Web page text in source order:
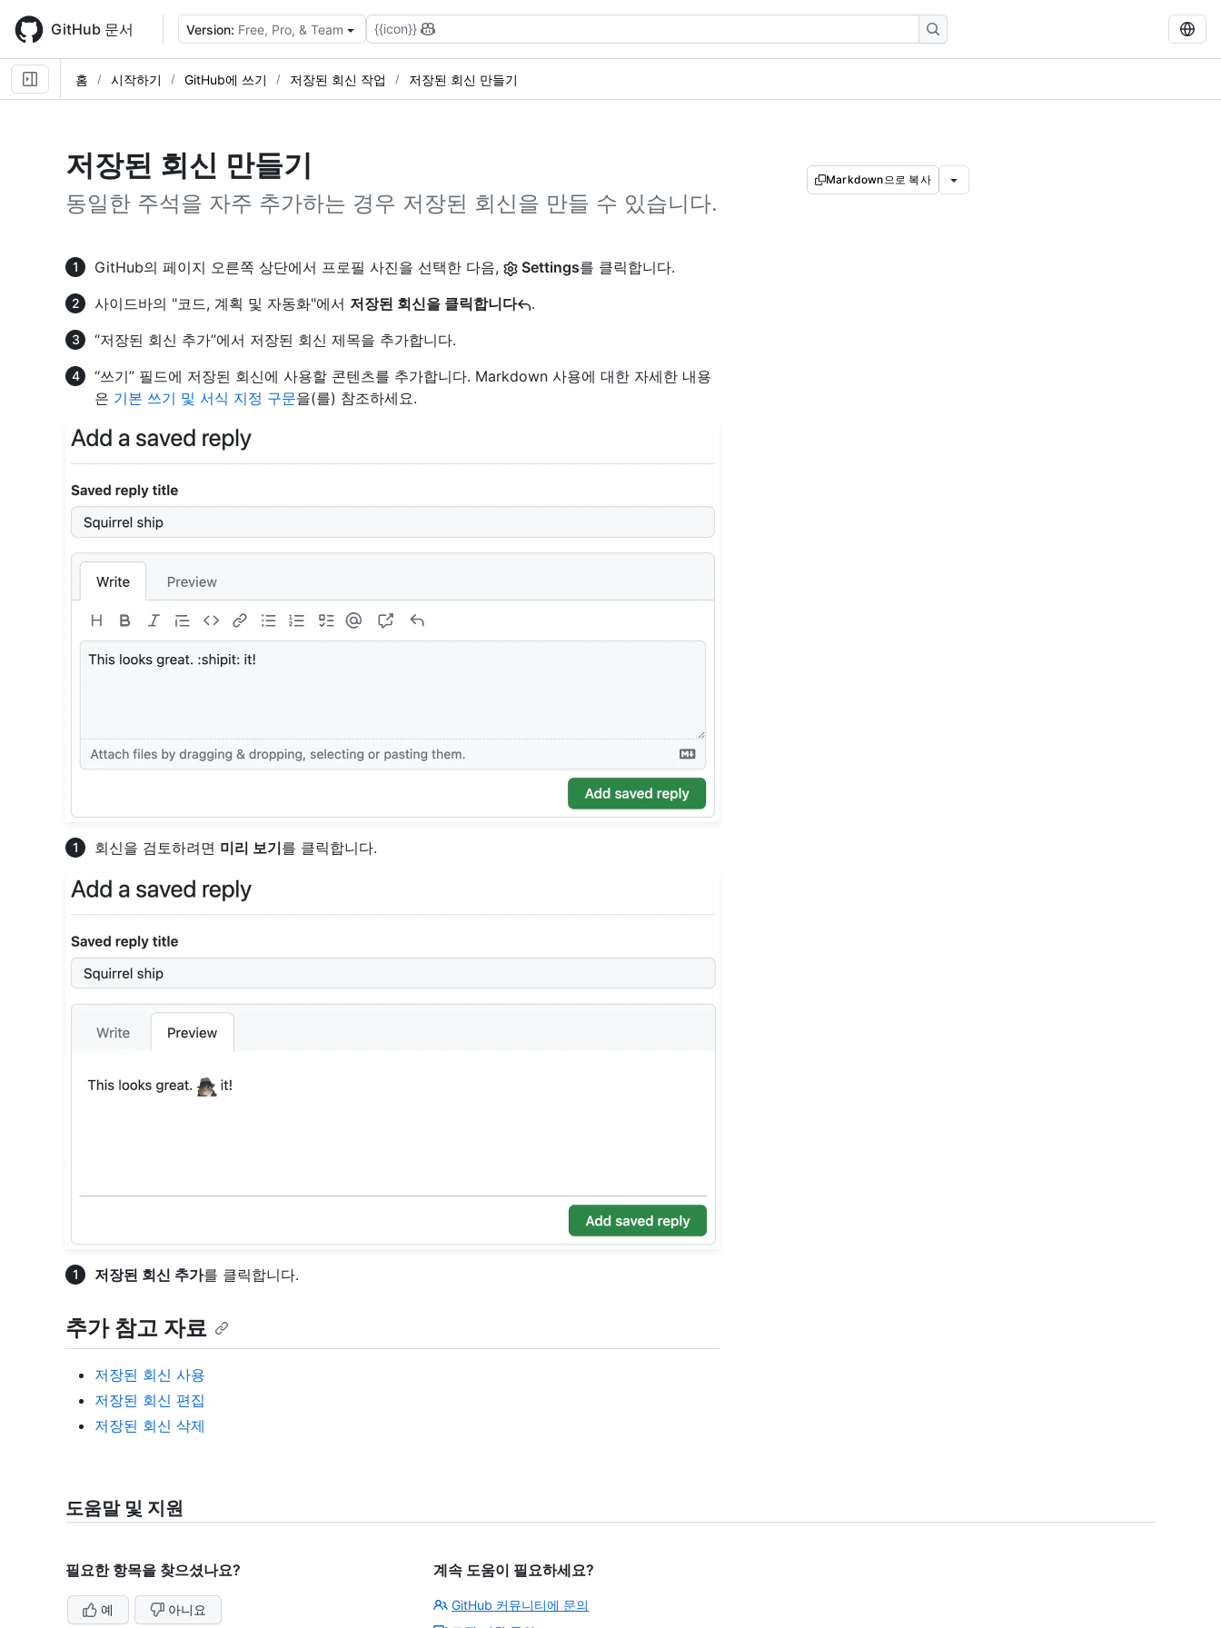
main
content
GitHub 문서 Version: Free, Pro, & Team {{icon}}
홈 시작하기 GitHub에 쓰기 저장된 회신 작업 저장된 회신 만들기
저장된 회신 만들기
동일한 주석을 자주 추가하는 경우 저장된 회신을 만들 수 있습니다.
Markdown으로 복사
GitHub의 페이지 오른쪽 상단에서 프로필 사진을 선택한 다음, Settings를 클릭합니다.
사이드바의 "코드, 계획 및 자동화"에서 저장된 회신을 클릭합니다
.
“저장된 회신 추가”에서 저장된 회신 제목을 추가합니다.
“쓰기” 필드에 저장된 회신에 사용할 콘텐츠를 추가합니다. Markdown 사용에 대한 자세한 내용
은 기본 쓰기 및 서식 지정 구문을(를) 참조하세요.
회신을 검토하려면 미리 보기를 클릭합니다.
저장된 회신 추가를 클릭합니다.
추가 참고 자료
저장된 회신 사용
저장된 회신 편집
저장된 회신 삭제
도움말 및 지원
필요한 항목을 찾으셨나요?
예 아니요
계속 도움이 필요하세요?
GitHub 커뮤니티에 문의